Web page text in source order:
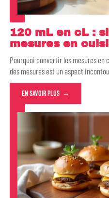
120 mL en cL :
mesures en
Pourquoi convertir les mesures
des mesures est un aspect
EN SAVOIR PLUS